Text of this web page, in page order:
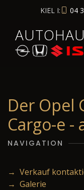
KIEL I: 04
Der Opel
Cargo-e -
NAVIGATION
→ Verkauf
→ Galerie